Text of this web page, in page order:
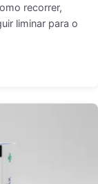
recorrer,
liminar para o